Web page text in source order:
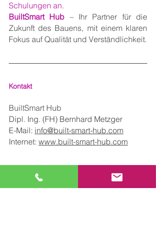
Schulungen an.
BuiltSmart Hub – Ihr Partner für die
Zukunft des Bauens, mit einem klaren
Fokus auf Qualität und Verständlichkeit.
Kontakt
BuiltSmart Hub
Dipl. Ing. (FH) Bernhard Metzger
E-Mail: info@built-smart-hub.com
Internet: www.built-smart-hub.com
Hinweis auf unsere kostenlose APP für